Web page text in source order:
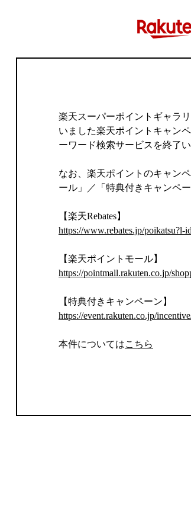
楽天スーパーポイントギャラ
いました楽天ポイントキャン
ーワード検索サービスを終了い
なお、楽天ポイントのキャン
ール」／「特典付きキャンペ
【楽天Rebates】
https://www.rebates.jp/poikatsu?l-
【楽天ポイントモール】
https://pointmall.rakuten.co.jp/
【特典付きキャンペーン】
https://event.rakuten.co.jp/
本件についてはこちら